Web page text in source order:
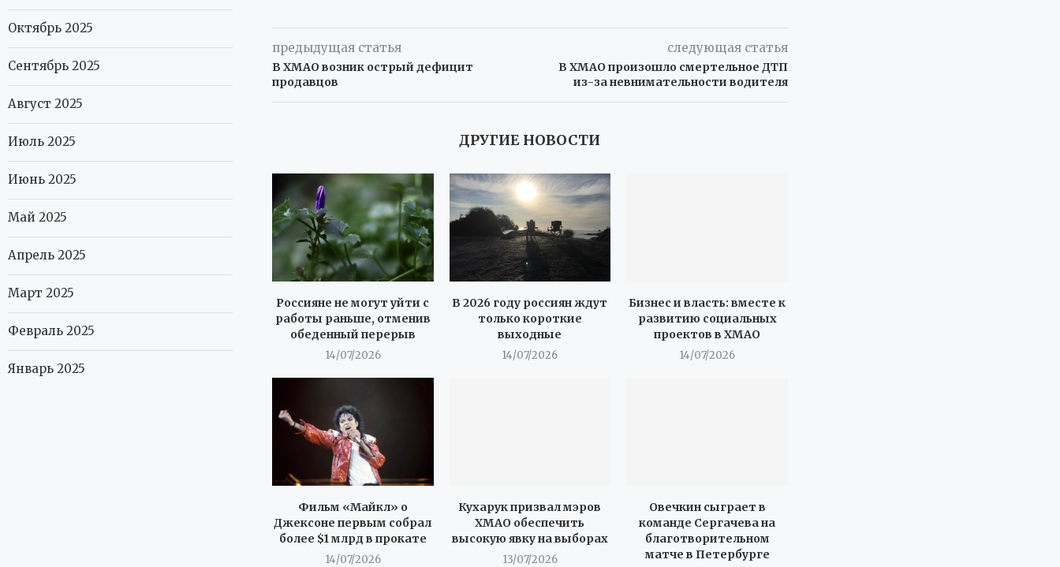
предыдущая статья
В ХМАО возник острый дефицит
продавцов
следующая статья
В ХМАО произошло смертельное ДТП
из-за невнимательности водителя
ДРУГИЕ НОВОСТИ
Россияне не могут уйти с
работы раньше, отменив
обеденный перерыв
14/07/2026
В 2026 году россиян ждут
только короткие
выходные
14/07/2026
Бизнес и власть: вместе к
развитию социальных
проектов в ХМАО
14/07/2026
Фильм «Майкл» о
Джексоне первым собрал
более $1 млрд в прокате
14/07/2026
Кухарук призвал мэров
ХМАО обеспечить
высокую явку на выборах
13/07/2026
Овечкин сыграет в
команде Сергачева на
благотворительном
матче в Петербурге
Октябрь 2025
Сентябрь 2025
Август 2025
Июль 2025
Июнь 2025
Май 2025
Апрель 2025
Март 2025
Февраль 2025
Январь 2025